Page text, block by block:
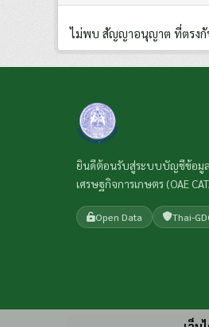
ไม่พบ สัญญาอนุญาต ที่ตรง
ยินดีต้อนรับสู่ระบบบัญชีข้อมู
เศรษฐกิจการเกษตร (OAE
Open Data Thai-